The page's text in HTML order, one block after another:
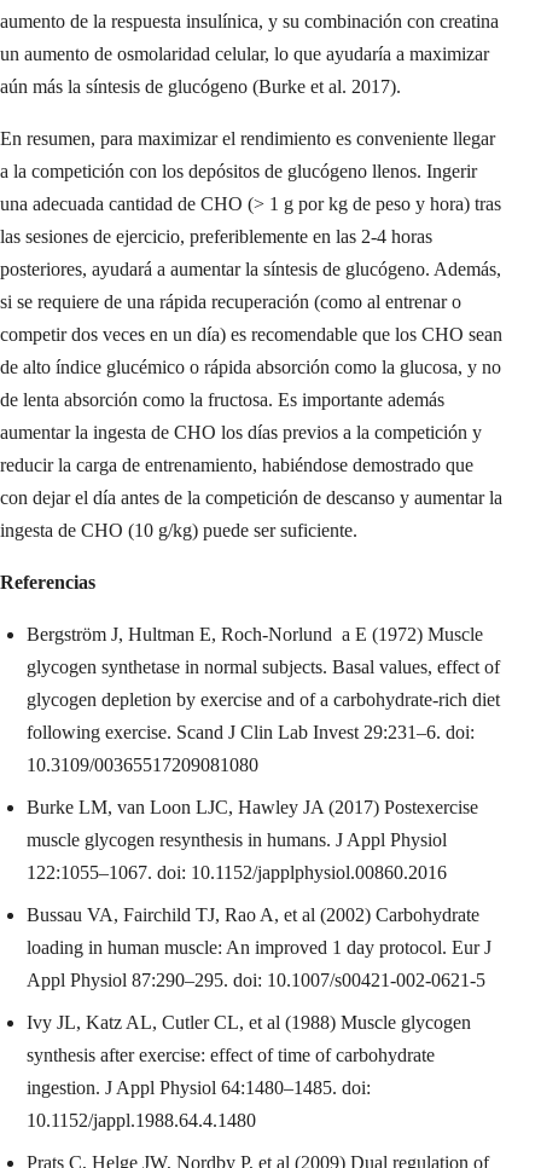
aumento de la respuesta insulínica, y su combinación con creatina
un aumento de osmolaridad celular, lo que ayudaría a maximizar
aún más la síntesis de glucógeno (Burke et al. 2017).
En resumen, para maximizar el rendimiento es conveniente llegar
a la competición con los depósitos de glucógeno llenos. Ingerir
una adecuada cantidad de CHO (> 1 g por kg de peso y hora) tras
las sesiones de ejercicio, preferiblemente en las 2-4 horas
posteriores, ayudará a aumentar la síntesis de glucógeno. Además,
si se requiere de una rápida recuperación (como al entrenar o
competir dos veces en un día) es recomendable que los CHO sean
de alto índice glucémico o rápida absorción como la glucosa, y no
de lenta absorción como la fructosa. Es importante además
aumentar la ingesta de CHO los días previos a la competición y
reducir la carga de entrenamiento, habiéndose demostrado que
con dejar el día antes de la competición de descanso y aumentar la
ingesta de CHO (10 g/kg) puede ser suficiente.
Referencias
Bergström J, Hultman E, Roch-Norlund a E (1972) Muscle
glycogen synthetase in normal subjects. Basal values, effect of
glycogen depletion by exercise and of a carbohydrate-rich diet
following exercise. Scand J Clin Lab Invest 29:231–6. doi:
10.3109/00365517209081080
Burke LM, van Loon LJC, Hawley JA (2017) Postexercise
muscle glycogen resynthesis in humans. J Appl Physiol
122:1055–1067. doi: 10.1152/japplphysiol.00860.2016
Bussau VA, Fairchild TJ, Rao A, et al (2002) Carbohydrate
loading in human muscle: An improved 1 day protocol. Eur J
Appl Physiol 87:290–295. doi: 10.1007/s00421-002-0621-5
Ivy JL, Katz AL, Cutler CL, et al (1988) Muscle glycogen
synthesis after exercise: effect of time of carbohydrate
ingestion. J Appl Physiol 64:1480–1485. doi:
10.1152/jappl.1988.64.4.1480
Prats C, Helge JW, Nordby P, et al (2009) Dual regulation of